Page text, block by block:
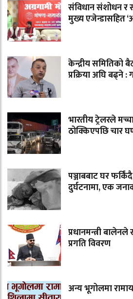
संविधान संशोधन
मुख्य एजेन्डासहित
केन्द्रीय समितिको
प्रक्रिया अघि बढ्ने :
भारतीय ट्रेलरले
ठोक्किएपछि चार
पञ्जाबबाट घर
दुर्घटनामा, एक
प्रधानमन्त्री
प्रगति विवरण
अन्य भूगोलमा